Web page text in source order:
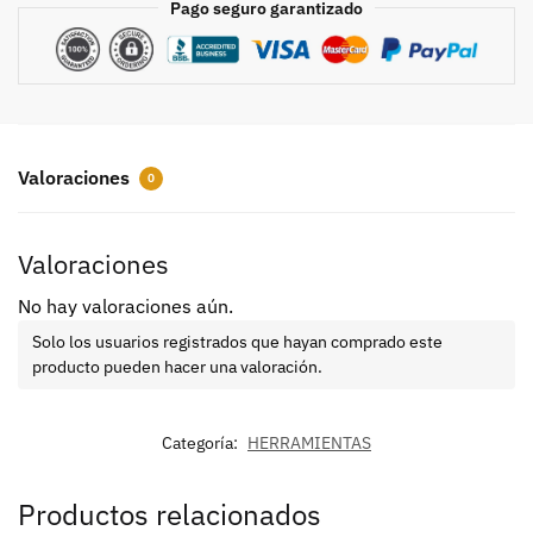
Pago seguro garantizado
Valoraciones 0
Valoraciones
No hay valoraciones aún.
Solo los usuarios registrados que hayan comprado este
producto pueden hacer una valoración.
Categoría: HERRAMIENTAS
Productos relacionados